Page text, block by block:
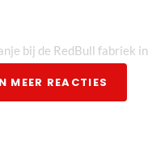
bij de RedBull fabriek
MEER REACTIES